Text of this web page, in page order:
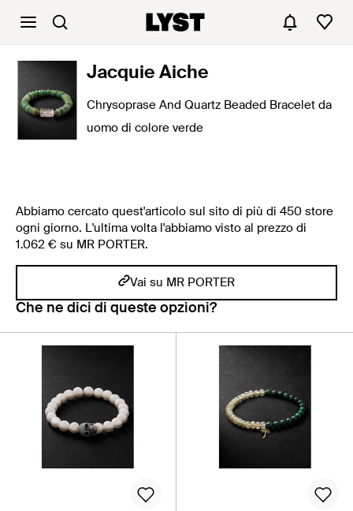
Jacquie Aiche
Chrysoprase And Quartz Beaded Bracelet da
uomo di colore verde
Abbiamo cercato quest'articolo sul sito di più di 450 store
ogni giorno. L'ultima volta l'abbiamo visto al prezzo di
1.062 € su MR PORTER.
Vai su MR PORTER
Che ne dici di queste opzioni?